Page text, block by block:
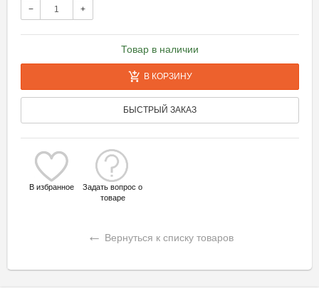
− +
Товар в наличии
В КОРЗИНУ
БЫСТРЫЙ ЗАКАЗ
В избранное
Задать вопрос о
товаре
← Вернуться к списку товаров